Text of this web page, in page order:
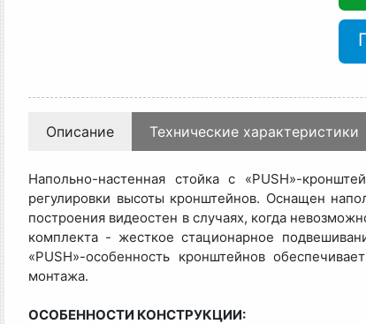
Описание Технические характеристики
Напольно-настенная стойка с «PUSH»-
регулировки высоты кронштейнов. Оснащен
построения видеостен в случаях, когда
комплекта - жесткое стационарное
«PUSH»-особенность кронштейнов
монтажа.
ОСОБЕННОСТИ КОНСТРУКЦИИ: